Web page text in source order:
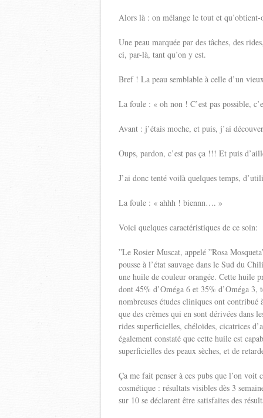
Alors là : on mélange le tout et qu’obtient-
Une peau marquée par des tâches, des
ci, par-là, tant qu’on y est.
Bref ! La peau semblable à celle d’un
La foule : « oh non ! C’est pas possible,
Avant : j’étais moche, et puis, j’ai
Oups, pardon, c’est pas ça !!! Et puis
J’ai donc tenté voilà quelques temps,
La foule : « ahhh ! biennn…. »
Voici quelques caractéristiques de ce soin:
”Le Rosier Muscat, appelé ”Rosa
pousse à l’état sauvage dans le Sud du
une huile de couleur orangée. Cette huile
dont 45% d’Oméga 6 et 35% d’Oméga
nombreuses études cliniques ont
que des crèmes qui en sont dérivées dans
rides superficielles, chéloïdes, cicatrices
également constaté que cette huile est
superficielles des peaux sèches, et de
Ça me fait penser à ces pubs que l’on
cosmétique : résultats visibles dès 3
sur 10 se déclarent être satisfaites des